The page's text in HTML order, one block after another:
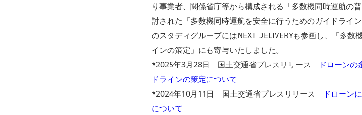
り事業者、関係省庁等から構成される「多数機同時運航の
討された「多数機同時運航を安全に行うためのガイドライ
のスタディグループにはNEXT DELIVERYも参画し、「多数
インの策定」にも寄与いたしました。
*2025年3月28日 国土交通省プレスリリース
ドローンの
ドラインの策定について
*2024年10月11日 国土交通省プレスリリース
ドローン
について